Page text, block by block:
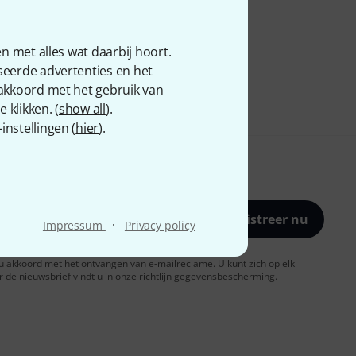
met alles wat daarbij hoort.
advertenties en het
met het gebruik van
klikken. (show all).
(hier).
Impressum · Privacy policy Registreer nu
akkoord met het ontvangen van e-mailreclame. U kunt zich op elk
nieuwsbrief vindt u in onze richtlijn gegevensbescherming.